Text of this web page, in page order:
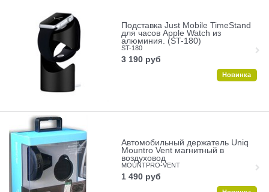
Подставка Just Mobile TimeStand
для часов Apple Watch из
алюминия. (ST-180)
ST-180
3 190 руб
Новинка
Автомобильный держатель Uniq
Mountro Vent магнитный в
воздуховод
MOUNTPRO-VENT
1 490 руб